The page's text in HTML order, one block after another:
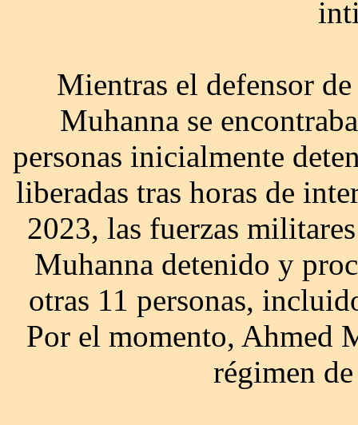
Mientras el defensor
Muhanna se
personas inicialmente
liberadas tras horas de
2023, las fuerzas
Muhanna detenido y
otras 11 personas,
Por el momento, Ahmed
régimen